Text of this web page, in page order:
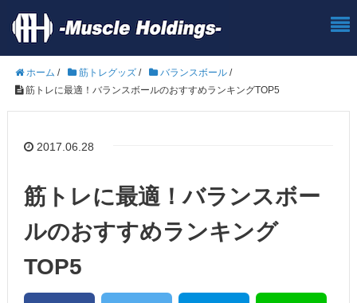
ホーム / 筋トレグッズ / バランスボール /
筋トレに最適！バランスボールのおすすめランキングTOP5
2017.06.28
筋トレに最適！バランスボー
ルのおすすめランキング
TOP5